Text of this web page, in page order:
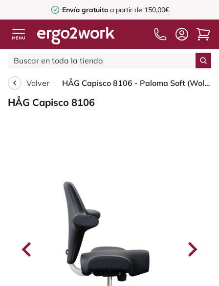
Envío gratuito a partir de 150,00€
Volver HÅG Capisco 8106 - Paloma Soft (Wollsdorf) - Cuero semi-anilina - ATG55185 - Charcoal - White - 265 mm (seat height 53-79cm) - Hard castors for soft floors
HÅG Capisco 8106